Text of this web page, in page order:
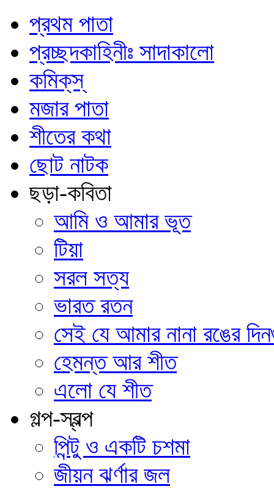
প্রথম পাতা
প্রচ্ছদকাহিনীঃ সাদাকালো
কমিক্‌স্‌
মজার পাতা
শীতের কথা
ছোট নাটক
ছড়া-কবিতা
আমি ও আমার ভূত
টিয়া
সরল সত্য
ভারত রতন
সেই যে আমার নানা রঙের
হেমন্ত আর শীত
এলো যে শীত
গল্প-স্বল্প
পিন্টু ও একটি চশমা
জীয়ন ঝর্ণার জল